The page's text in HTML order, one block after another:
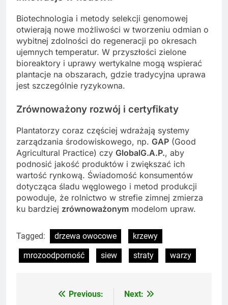
Biotechnologia i metody selekcji genomowej
otwierają nowe możliwości w tworzeniu odmian o
wybitnej zdolności do regeneracji po okresach
ujemnych temperatur. W przyszłości zielone
bioreaktory i uprawy wertykalne mogą wspierać
plantacje na obszarach, gdzie tradycyjna uprawa
jest szczególnie ryzykowna.
Zrównoważony rozwój i certyfikaty
Plantatorzy coraz częściej wdrażają systemy
zarządzania środowiskowego, np. GAP (Good
Agricultural Practice) czy GlobalG.A.P., aby
podnosić jakość produktów i zwiększać ich
wartość rynkową. Świadomość konsumentów
dotycząca śladu węglowego i metod produkcji
powoduje, że rolnictwo w strefie zimnej zmierza
ku bardziej zrównoważonym modelom upraw.
Tagged: drzewa owocowe
krzewy
mrozoodporność
siew straty warzy
NawigacjaPrevious:
Next: